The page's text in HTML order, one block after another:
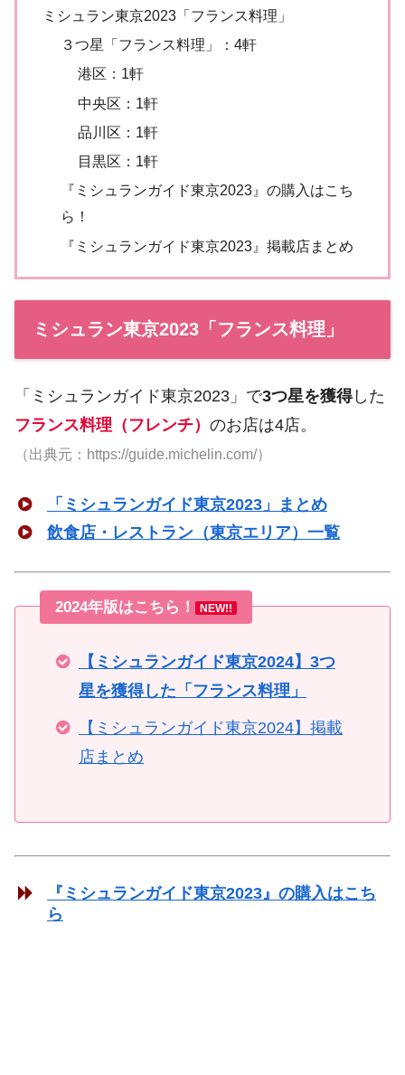
ミシュラン東京2023「フランス料理」
３つ星「フランス料理」：4軒
港区：1軒
中央区：1軒
品川区：1軒
目黒区：1軒
『ミシュランガイド東京2023』の購入はこち
ら！
『ミシュランガイド東京2023』掲載店まとめ
ミシュラン東京2023「フランス料理」
「ミシュランガイド東京2023」で3つ星を獲得した
フランス料理（フレンチ） のお店は4店。
（出典元：https://guide.michelin.com/）
「ミシュランガイド東京2023」まとめ
飲食店・レストラン（東京エリア）一覧
2024年版はこちら！ NEW!!
【ミシュランガイド東京2024】3つ
星を獲得した「フランス料理」
【ミシュランガイド東京2024】掲載
店まとめ
『ミシュランガイド東京2023』の購入はこち
ら